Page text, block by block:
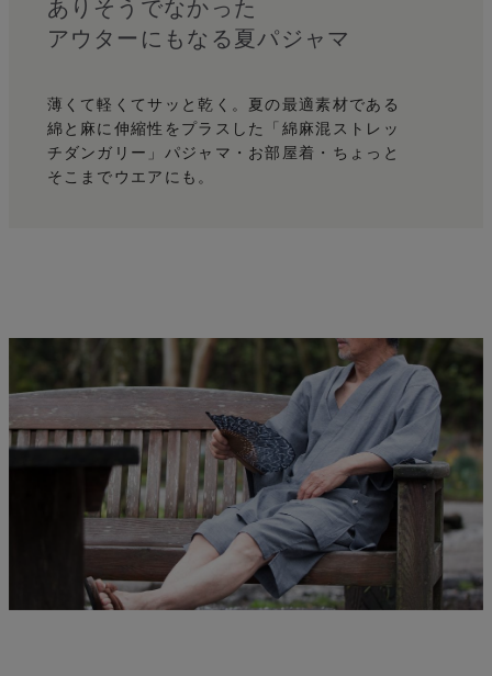
う
ありそうでなかった
アウターにもなる夏パジャマ
薄くて軽くてサッと乾く。 夏の最適素材である
綿と麻に伸縮性をプラスした
「綿麻混ストレッ
チダンガリー」 パジャマ・お部屋着・ちょっと
そこまでウエアにも。